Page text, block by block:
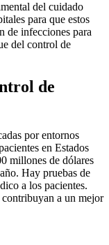
del cuidado
para que estos
de infecciones para
del control de
de
por entornos
en Estados
millones de dólares
Hay pruebas de
a los pacientes.
contribuyan a un mejor